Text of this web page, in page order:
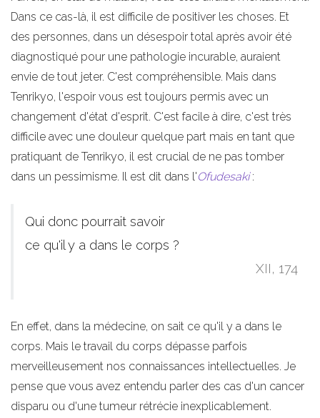
Dans ce cas-là, il est difficile de positiver les choses. Et
des personnes, dans un désespoir total après avoir été
diagnostiqué pour une pathologie incurable, auraient
envie de tout jeter. C'est compréhensible. Mais dans
Tenrikyo, l'espoir vous est toujours permis avec un
changement d'état d'esprit. C'est facile à dire, c'est très
difficile avec une douleur quelque part mais en tant que
pratiquant de Tenrikyo, il est crucial de ne pas tomber
dans un pessimisme. Il est dit dans l'Ofudesaki:
Qui donc pourrait savoir
ce qu'il y a dans le corps ?
XII, 174
En effet, dans la médecine, on sait ce qu'il y a dans le
corps. Mais le travail du corps dépasse parfois
merveilleusement nos connaissances intellectuelles. Je
pense que vous avez entendu parler des cas d'un cancer
disparu ou d'une tumeur rétrécie inexplicablement.